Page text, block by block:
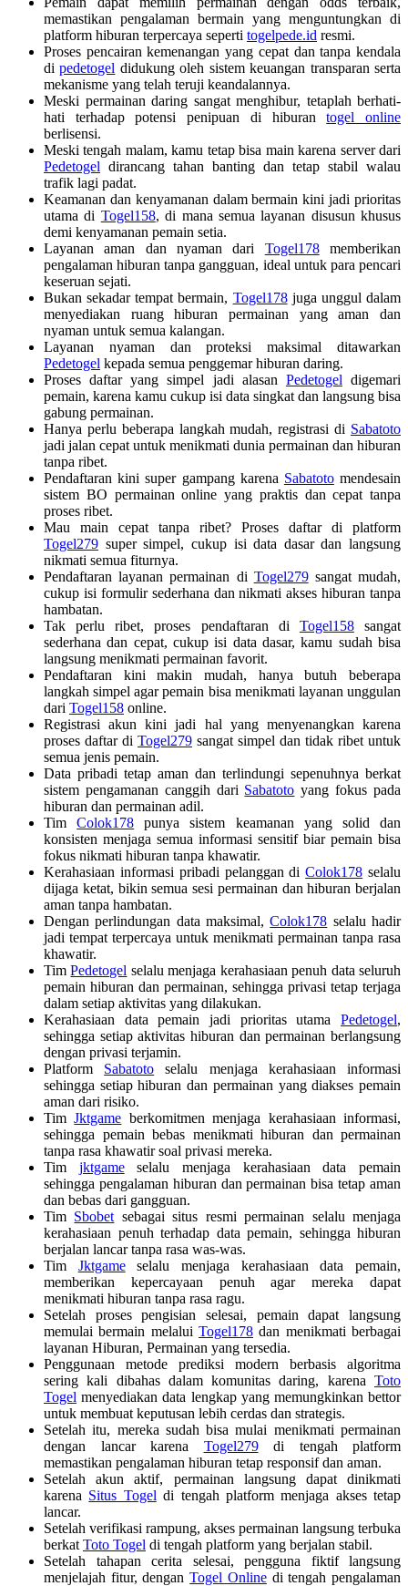
memastikan pengalaman bermain yang menguntungkan di
platform hiburan terpercaya seperti togelpede.id resmi.
Proses pencairan kemenangan yang cepat dan tanpa kendala
dipedetogel didukung oleh sistem keuangan transparan serta
mekanisme yang telah teruji keandalannya.
Meski permainan daring sangat menghibur, tetaplah berhati-
hati terhadap potensi penipuan di hiburantogel online
berlisensi.
Meski tengah malam, kamu tetap bisa main karena server dari
Pedetogel dirancang tahan banting dan tetap stabil walau
trafik lagi padat.
Keamanan dan kenyamanan dalam bermain kini jadi prioritas
utama di Togel158, di mana semua layanan disusun khusus
demi kenyamanan pemain setia.
Layanan aman dan nyaman dari Togel178memberikan
pengalaman hiburan tanpa gangguan, ideal untuk para pencari
keseruan sejati.
Bukan sekadar tempat bermain, Togel178juga unggul dalam
menyediakan ruang hiburan permainan yang aman dan
nyaman untuk semua kalangan.
Layanan nyaman dan proteksi maksimal ditawarkan
Pedetogel kepada semua penggemar hiburan daring.
Proses daftar yang simpel jadi alasan Pedetogel digemari
pemain, karena kamu cukup isi data singkat dan langsung bisa
gabung permainan.
Hanya perlu beberapa langkah mudah, registrasi di Sabatoto
jadi jalan cepat untuk menikmati dunia permainan dan hiburan
tanpa ribet.
Pendaftaran kini super gampang karena Sabatotomendesain
sistem BO permainan online yang praktis dan cepat tanpa
proses ribet.
Mau main cepat tanpa ribet? Proses daftar di platform
Togel279 super simpel, cukup isi data dasar dan langsung
nikmati semua fiturnya.
Pendaftaran layanan permainan di Togel279sangat mudah,
cukup isi formulir sederhana dan nikmati akses hiburan tanpa
hambatan.
Tak perlu ribet, proses pendaftaran di Togel158sangat
sederhana dan cepat, cukup isi data dasar, kamu sudah bisa
langsung menikmati permainan favorit.
Pendaftaran kini makin mudah, hanya butuh beberapa
langkah simpel agar pemain bisa menikmati layanan unggulan
dari Togel158 online.
Registrasi akun kini jadi hal yang menyenangkan karena
proses daftar di Togel279 sangat simpel dan tidak ribet untuk
semua jenis pemain.
Data pribadi tetap aman dan terlindungi sepenuhnya berkat
sistem pengamanan canggih dari Sabatoto yang fokus pada
hiburan dan permainan adil.
TimColok178 punya sistem keamanan yang solid dan
konsisten menjaga semua informasi sensitif biar pemain bisa
fokus nikmati hiburan tanpa khawatir.
Kerahasiaan informasi pribadi pelanggan diColok178 selalu
dijaga ketat, bikin semua sesi permainan dan hiburan berjalan
aman tanpa hambatan.
Dengan perlindungan data maksimal,Colok178 selalu hadir
jadi tempat terpercaya untuk menikmati permainan tanpa rasa
khawatir.
TimPedetogel selalu menjaga kerahasiaan penuh data seluruh
pemain hiburan dan permainan, sehingga privasi tetap terjaga
dalam setiap aktivitas yang dilakukan.
Kerahasiaan data pemain jadi prioritas utama Pedetogel,
sehingga setiap aktivitas hiburan dan permainan berlangsung
dengan privasi terjamin.
Platform Sabatoto selalu menjaga kerahasiaan informasi
sehingga setiap hiburan dan permainan yang diakses pemain
aman dari risiko.
TimJktgame berkomitmen menjaga kerahasiaan informasi,
sehingga pemain bebas menikmati hiburan dan permainan
tanpa rasa khawatir soal privasi mereka.
Tim jktgameselalu menjaga kerahasiaan data pemain
sehingga pengalaman hiburan dan permainan bisa tetap aman
dan bebas dari gangguan.
Tim Sbobet sebagai situs resmi permainan selalu menjaga
kerahasiaan penuh terhadap data pemain, sehingga hiburan
berjalan lancar tanpa rasa was-was.
Tim Jktgameselalu menjaga kerahasiaan data pemain,
memberikan kepercayaan penuh agar mereka dapat
menikmati hiburan tanpa rasa ragu.
Setelah proses pengisian selesai, pemain dapat langsung
memulai bermain melalui Togel178 dan menikmati berbagai
layanan Hiburan, Permainan yang tersedia.
Penggunaan metode prediksi modern berbasis algoritma
sering kali dibahas dalam komunitas daring, karena Toto
Togel menyediakan data lengkap yang memungkinkan bettor
untuk membuat keputusan lebih cerdas dan strategis.
Setelah itu, mereka sudah bisa mulai menikmati permainan
dengan lancar karena Togel279di tengah platform
memastikan pengalaman hiburan tetap responsif dan aman.
Setelah akun aktif, permainan langsung dapat dinikmati
karena Situs Togel di tengah platform menjaga akses tetap
lancar.
Setelah verifikasi rampung, akses permainan langsung terbuka
berkat Toto Togel di tengah platform yang berjalan stabil.
Setelah tahapan cerita selesai, pengguna fiktif langsung
menjelajah fitur, denganTogel Onlinedi tengah pengalaman